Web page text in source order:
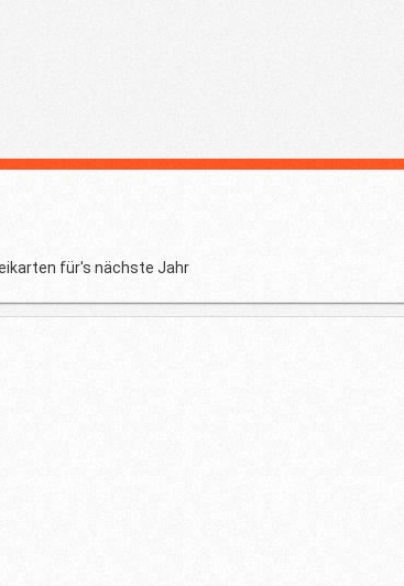
für's nächste Jahr